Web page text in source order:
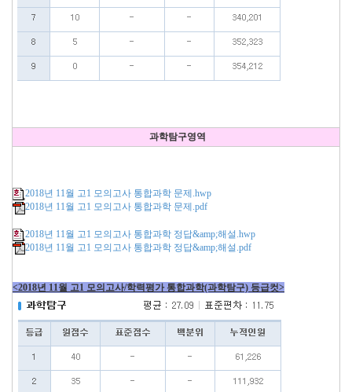
과학탐구영역
2018년 11월 고1 모의고사 통합과학 문제.hwp
2018년 11월 고1 모의고사 통합과학 문제.pdf
2018년 11월 고1 모의고사 통합과학 정답&amp;해설.hwp
2018년 11월 고1 모의고사 통합과학 정답&amp;해설.pdf
<2018년 11월 고1 모의고사/학력평가 통합과학(과학탐구) 등급컷>